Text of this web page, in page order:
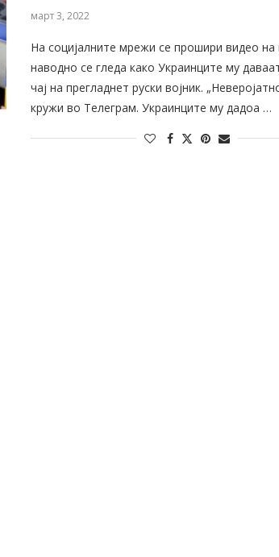
март 3, 2022
На социјалните мрежи се прошири видео на
наводно се гледа како Украинците му
чај на прегладнет руски војник.
кружи во Телеграм. Украинците му дадоа …